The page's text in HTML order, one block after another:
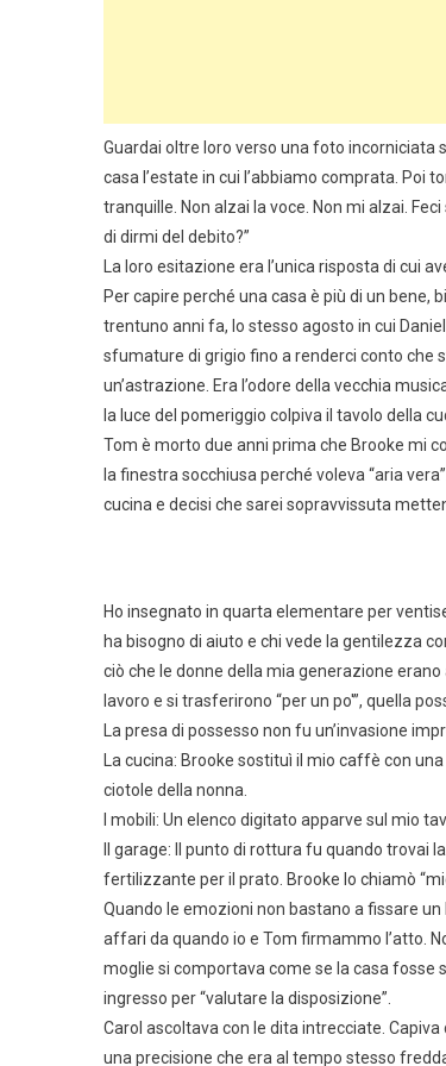
Guardai oltre loro verso una foto incorniciata
casa l’estate in cui l’abbiamo comprata. Poi
tranquille. Non alzai la voce. Non mi alzai.
di dirmi del debito?”
La loro esitazione era l’unica risposta di cui
Per capire perché una casa è più di un
trentuno anni fa, lo stesso agosto in cui
sfumature di grigio fino a renderci conto che
un’astrazione. Era l’odore della vecchia
la luce del pomeriggio colpiva il tavolo della
Tom è morto due anni prima che Brooke mi
la finestra socchiusa perché voleva “aria
cucina e decisi che sarei sopravvissuta
Ho insegnato in quarta elementare per
ha bisogno di aiuto e chi vede la gentilezza
ciò che le donne della mia generazione
lavoro e si trasferirono “per un po'”, quella
La presa di possesso non fu un’invasione
La cucina: Brooke sostituì il mio caffè con
ciotole della nonna.
I mobili: Un elenco digitato apparve sul mio
Il garage: Il punto di rottura fu quando trovai
fertilizzante per il prato. Brooke lo chiamò
Quando le emozioni non bastano a fissare
affari da quando io e Tom firmammo l’atto.
moglie si comportava come se la casa fosse
ingresso per “valutare la disposizione”.
Carol ascoltava con le dita intrecciate.
una precisione che era al tempo stesso